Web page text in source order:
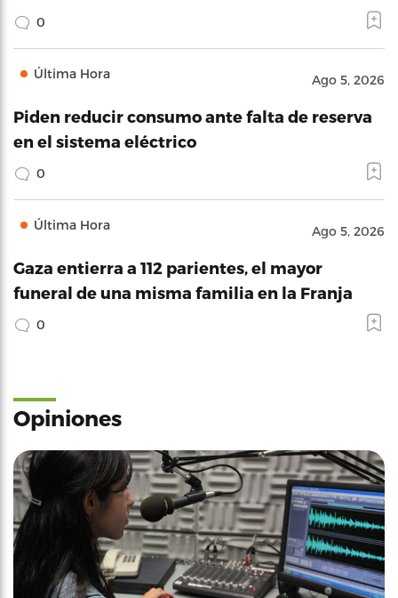
0
Última Hora Ago 5, 2026
Piden reducir consumo ante falta de reserva
en el sistema eléctrico
0
Última Hora Ago 5, 2026
Gaza entierra a 112 parientes, el mayor
funeral de una misma familia en la Franja
0
Opiniones